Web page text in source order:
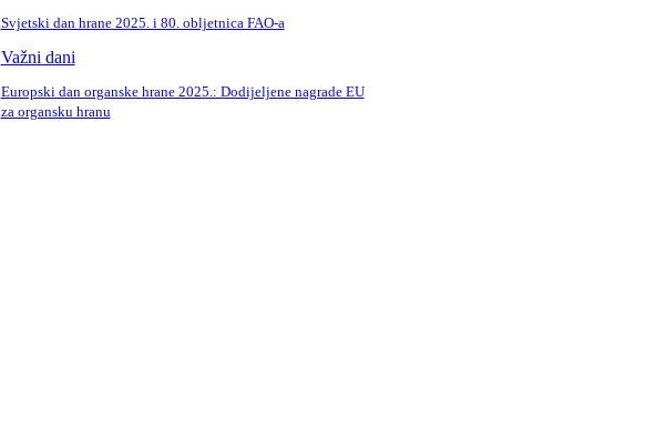
Svjetski dan hrane 2025. i 80. obljetnica FAO-a
Važni dani
Europski dan organske hrane 2025.: Dodijeljene nagrade EU
za organsku hranu